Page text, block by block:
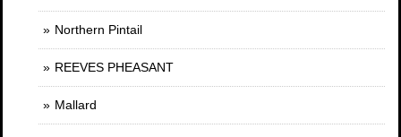
Northern Pintail
REEVES PHEASANT
Mallard